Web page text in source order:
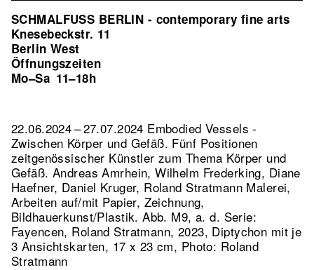
SCHMALFUSS BERLIN - contemporary fine arts
Knesebeckstr. 11
Berlin West
Öffnungszeiten
Mo–Sa 11–18h
22.06.2024 – 27.07.2024 Embodied Vessels -
Zwischen Körper und Gefäß. Fünf Positionen
zeitgenössischer Künstler zum Thema Körper und
Gefäß. Andreas Amrhein, Wilhelm Frederking, Diane
Haefner, Daniel Kruger, Roland Stratmann Malerei,
Arbeiten auf/mit Papier, Zeichnung,
Bildhauerkunst/Plastik.Abb. M9, a. d. Serie:
Fayencen, Roland Stratmann, 2023, Diptychon mit je
3 Ansichtskarten, 17 x 23 cm, Photo: Roland
Stratmann